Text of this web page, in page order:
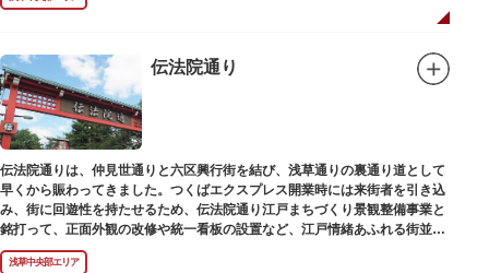
伝法院通り
伝法院通りは、仲見世通りと六区興行街を結び、浅草通りの裏通り道として
早くから賑わってきました。つくばエクスプレス開業時には来街者を引き込
み、街に回遊性を持たせるため、伝法院通り江戸まちづくり景観整備事業と
銘打って、正面外観の改修や統一看板の設置など、江戸情緒あふれる街並み
を再現する景観整備を進めてきました。
浅草中央部エリア